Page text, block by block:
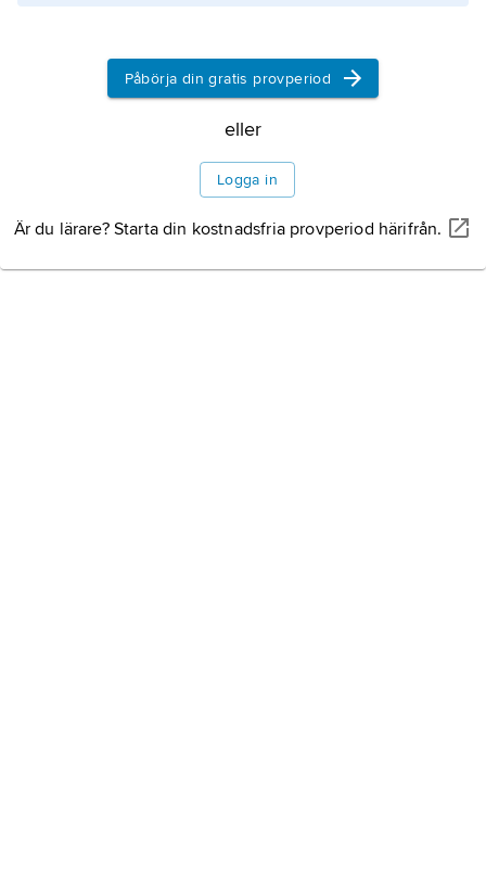
Påbörja din gratis provperiod
eller
Logga in
Är du lärare? Starta din kostnadsfria provperiod härifrån.